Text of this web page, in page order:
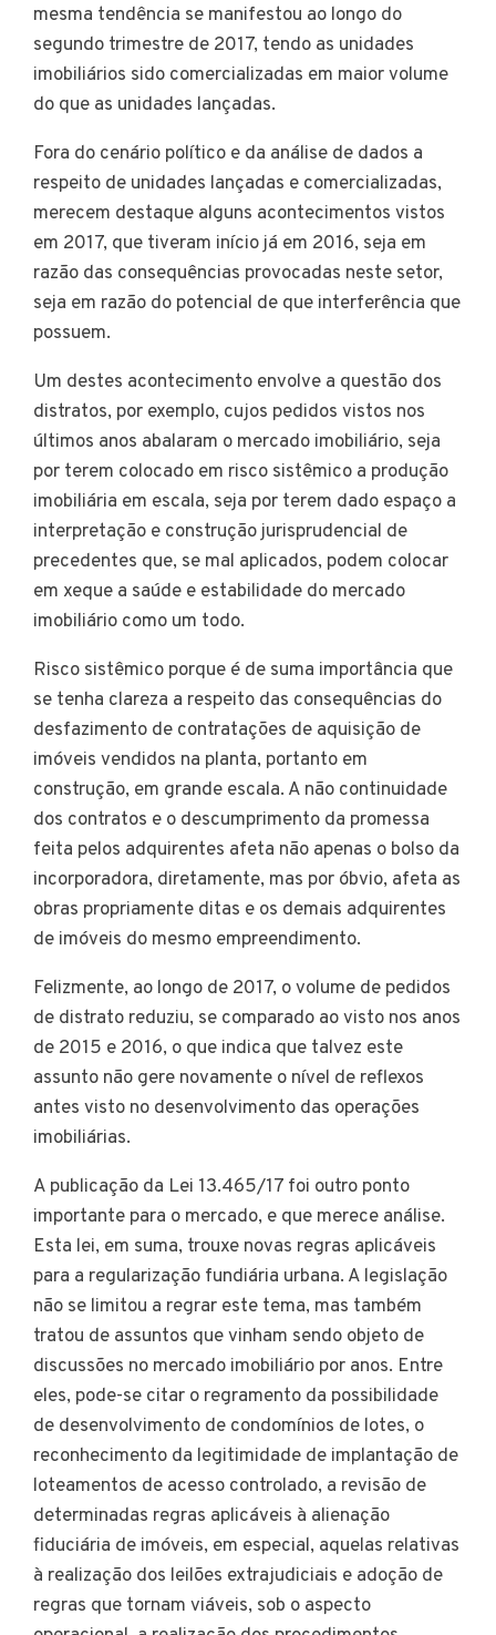
mesma tendência se manifestou ao longo do
segundo trimestre de 2017, tendo as unidades
imobiliários sido comercializadas em maior volume
do que as unidades lançadas.
Fora do cenário político e da análise de dados a
respeito de unidades lançadas e comercializadas,
merecem destaque alguns acontecimentos vistos
em 2017, que tiveram início já em 2016, seja em
razão das consequências provocadas neste setor,
seja em razão do potencial de que interferência que
possuem.
Um destes acontecimento envolve a questão dos
distratos, por exemplo, cujos pedidos vistos nos
últimos anos abalaram o mercado imobiliário, seja
por terem colocado em risco sistêmico a produção
imobiliária em escala, seja por terem dado espaço a
interpretação e construção jurisprudencial de
precedentes que, se mal aplicados, podem colocar
em xeque a saúde e estabilidade do mercado
imobiliário como um todo.
Risco sistêmico porque é de suma importância que
se tenha clareza a respeito das consequências do
desfazimento de contratações de aquisição de
imóveis vendidos na planta, portanto em
construção, em grande escala. A não continuidade
dos contratos e o descumprimento da promessa
feita pelos adquirentes afeta não apenas o bolso da
incorporadora, diretamente, mas por óbvio, afeta as
obras propriamente ditas e os demais adquirentes
de imóveis do mesmo empreendimento.
Felizmente, ao longo de 2017, o volume de pedidos
de distrato reduziu, se comparado ao visto nos anos
de 2015 e 2016, o que indica que talvez este
assunto não gere novamente o nível de reflexos
antes visto no desenvolvimento das operações
imobiliárias.
A publicação da Lei 13.465/17 foi outro ponto
importante para o mercado, e que merece análise.
Esta lei, em suma, trouxe novas regras aplicáveis
para a regularização fundiária urbana. A legislação
não se limitou a regrar este tema, mas também
tratou de assuntos que vinham sendo objeto de
discussões no mercado imobiliário por anos. Entre
eles, pode-se citar o regramento da possibilidade
de desenvolvimento de condomínios de lotes, o
reconhecimento da legitimidade de implantação de
loteamentos de acesso controlado, a revisão de
determinadas regras aplicáveis à alienação
fiduciária de imóveis, em especial, aquelas relativas
à realização dos leilões extrajudiciais e adoção de
regras que tornam viáveis, sob o aspecto